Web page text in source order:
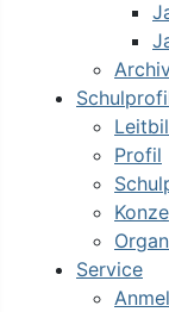
Profil
Service